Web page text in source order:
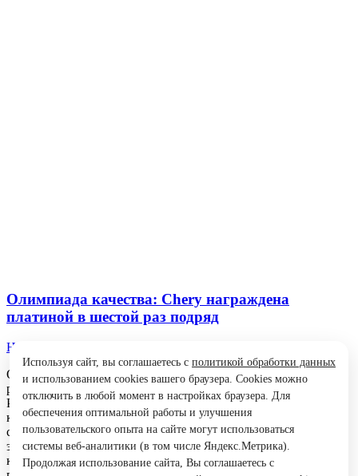
Олимпиада качества: Chery награждена
платиной в шестой раз подряд
Новости
Олимпиада качества: Chery награждена платиной в шестой
раз подряд Автопроизводитель «Чери» получил награду
Platinum по результатам Конвенции о кругах контроля
качества (ICQCC). Компания не в первый раз обеспечивает
себе высокие оценки, создавая новые технические и
экологические решения. В 2022 году состоялась «Олимпиада
качества» с участием 13 стран. Впервые это мероприятие
Используя сайт, вы соглашаетесь с политикой обработки данных
и использованием cookies вашего браузера. Cookies можно
отключить в любой момент в настройках браузера. Для
обеспечения оптимальной работы и улучшения
пользовательского опыта на сайте могут использоваться
системы веб-аналитики (в том числе Яндекс.Метрика).
Продолжая использование сайта, Вы соглашаетесь с